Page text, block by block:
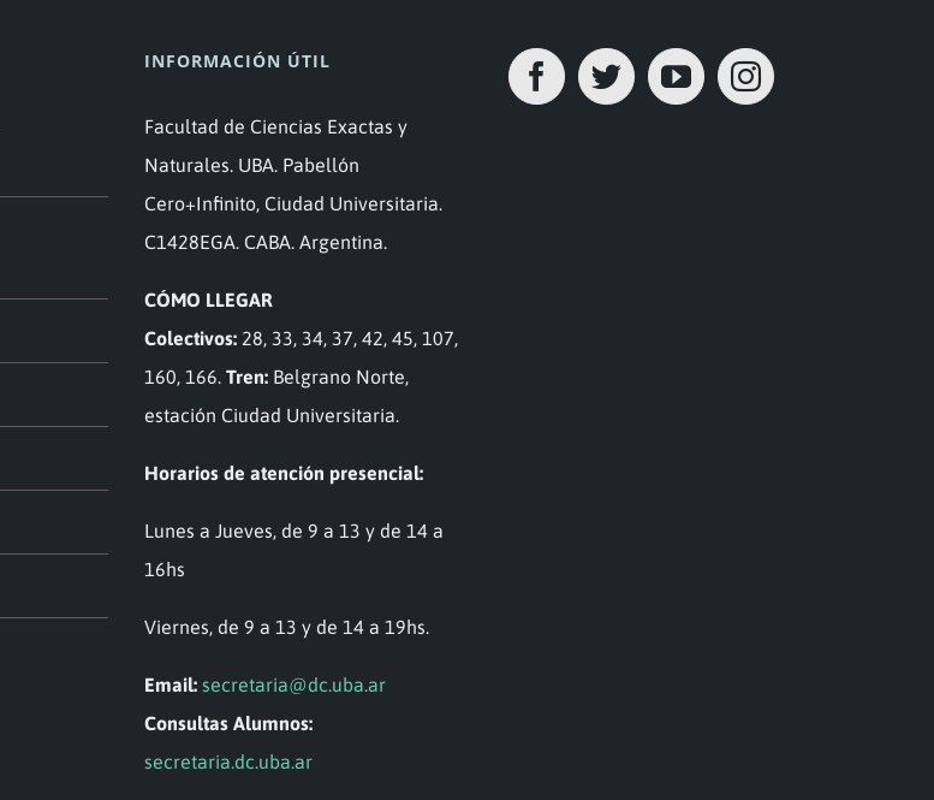
INFORMACIÓN ÚTIL
Facultad de Ciencias Exactas y
Naturales. UBA. Pabellón
Cero+Infinito, Ciudad Universitaria.
C1428EGA. CABA. Argentina.
CÓMO LLEGAR
Colectivos:28, 33, 34, 37, 42, 45, 107,
160, 166. Tren:Belgrano Norte,
estación Ciudad Universitaria.
Horarios de atención presencial:
Lunes a Jueves, de 9 a 13 y de 14 a
16hs
Viernes, de 9 a 13 y de 14 a 19hs.
Email: secretaria@dc.uba.ar
Consultas Alumnos:
secretaria.dc.uba.ar